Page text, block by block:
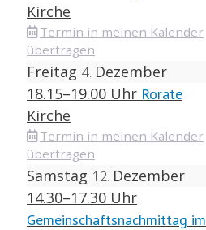
Kirche
Termin in meinen Kalender
übertragen
Freitag 4 Dezember
18.15–19.00 Uhr Rorate
Kirche
Termin in meinen Kalender
übertragen
Samstag 12 Dezember
14.30–17.30 Uhr
Gemeinschaftsnachmittag im